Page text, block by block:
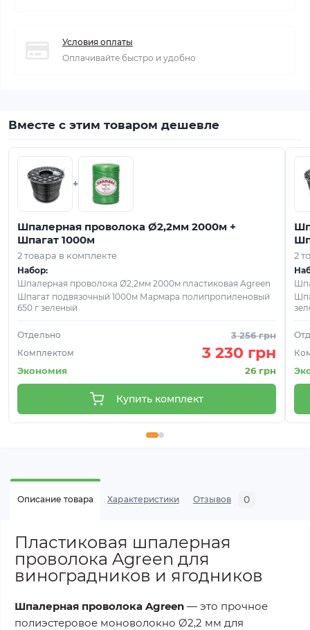
Условия оплаты
Оплачивайте быстро и удобно
Вместе с этим товаром дешевле
+
Шпалерная проволока Ø2,2мм 2000м +
Шпагат 1000м
2 товара в комплекте
Набор:
Шпалерная проволока Ø2,2мм 2000м пластиковая Agreen
Шпагат подвязочный 1000м Мармара полипропиленовый
650 г зеленый
Отдельно 3 256 грн
Комплектом 3 230 грн
Экономия 26 грн
Купить комплект
2
Описание товара Характеристики Отзывов 0
Пластиковая шпалерная
проволока Agreen для
виноградников и ягодников
Шпалерная проволока Agreen — это прочное
полиэстеровое моноволокно Ø2,2 мм для